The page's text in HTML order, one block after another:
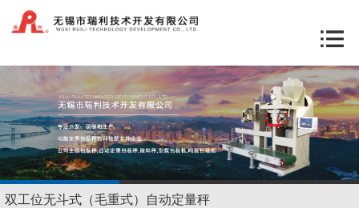
双工位无斗式（毛重式）自动定量秤